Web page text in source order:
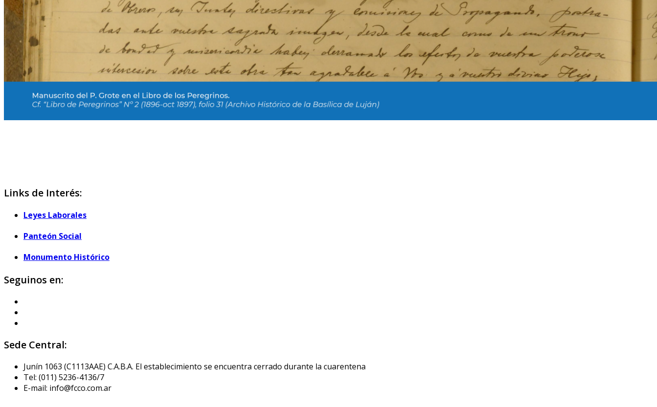
Links de Interés:
Leyes Laborales
Panteón Social
Monumento Histórico
Seguinos en:
Sede Central:
Junín 1063 (C1113AAE) C.A.B.A. El establecimiento se encuentra cerrado durante la cuarentena
Tel: (011) 5236-4136/7
E-mail: info@fcco.com.ar